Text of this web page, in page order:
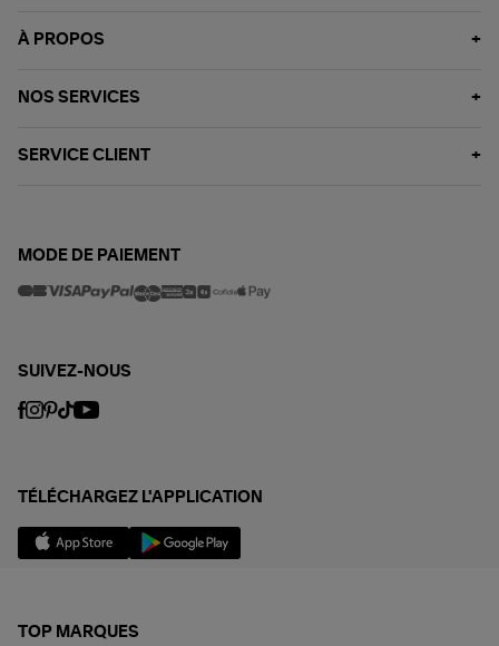
À PROPOS
NOS SERVICES
SERVICE CLIENT
MODE DE PAIEMENT
SUIVEZ-NOUS
TÉLÉCHARGEZ L'APPLICATION
TOP MARQUES